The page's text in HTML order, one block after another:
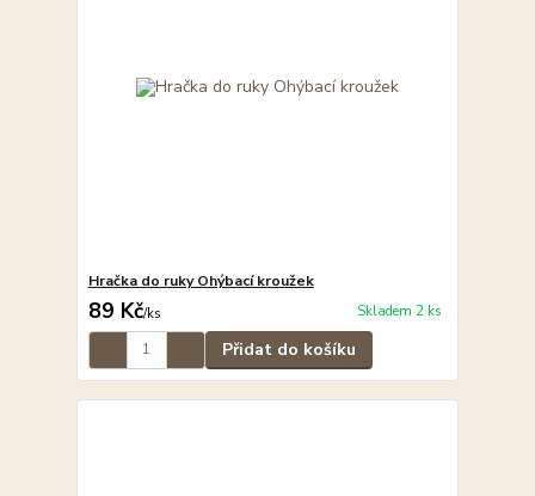
Hračka do ruky Ohýbací kroužek
89 Kč/ks Skladem 2 ks
Přidat do košíku